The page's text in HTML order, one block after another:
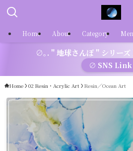
Home About Category
∅｡. " 地球さんぽ " シリー
∅ SNS Link
Home 02 Resin・Acrylic Art Resin／Ocean Art